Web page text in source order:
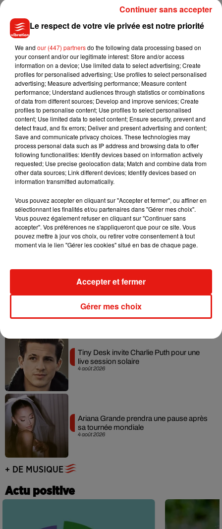
Musique
7 août 2026
Madonna sort enfin le remix de « Love
Sensation » avec Kylie Minogue
7 août 2026
Tayc et Didi B dévoilent le single le plus
dansant de l’année
7 août 2026
Angèle et Amélie Lens dévoilent leur
collaboration tant attendue
5 août 2026
Benny Blanco invite Selena Gomez et
Becky G sur son nouveau single
4 août 2026
Tiny Desk invite Charlie Puth pour une
live session solaire
4 août 2026
Ariana Grande prendra une pause après
sa tournée mondiale
+ DE MUSIQUE
Actu positive
Le respect de votre vie privée est notre priorité
We and our (447) partnersdo the following data processing based on
your consent and/or our legitimate interest: Store and/or access
information on a device; Use limited data to select advertising; Create
profiles for personalised advertising; Use profiles to select personalised
advertising; Measure advertising performance; Measure content
performance; Understand audiences through statistics or combinations
of data from different sources; Develop and improve services; Create
profiles to personalise content; Use profiles to select personalised
content; Use limited data to select content; Ensure security, prevent and
detect fraud, and fix errors; Deliver and present advertising and content;
Save and communicate privacy choices. These technologies may
process personal data such as IP address and browsing data to offer
following functionalities: Identify devices based on information actively
requested; Use precise geolocation data; Match and combine data from
other data sources; Link different devices; Identify devices based on
information transmitted automatically.
Vous pouvez accepter en cliquant sur "Accepter et fermer", ou affiner en
sélectionnant les finalités et/ou partenaires dans "Gérer mes choix".
Vous pouvez également refuser en cliquant sur "Continuer sans
accepter". Vos préférences ne s'appliqueront que pour ce site. Vous
pouvez mettre à jour vos choix, ou retirer votre consentement à tout
moment via le lien "Gérer les cookies" situé en bas de chaque page.
Gérer mes choix
Accepter et fermer
Continuer sans accepter